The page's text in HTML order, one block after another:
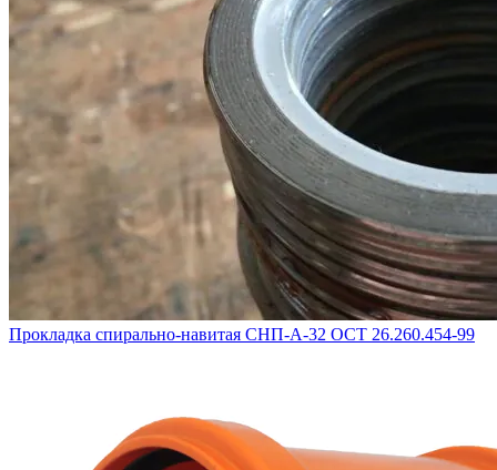
Прокладка спирально-навитая СНП-А-32 ОСТ 26.260.454-99